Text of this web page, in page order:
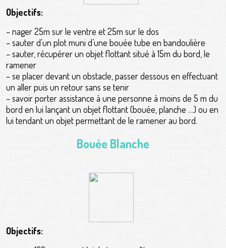
Objectifs:
– nager 25m sur le ventre et 25m sur le dos
– sauter d’un plot muni d’une bouée tube en bandoulière
– sauter, récupérer un objet flottant situé à 15m du bord, le
ramener
– se placer devant un obstacle, passer dessous en effectuant
un aller puis un retour sans se tenir
– savoir porter assistance à une personne à moins de 5 m du
bord en lui lançant un objet flottant (bouée, planche …) ou en
lui tendant un objet permettant de le ramener au bord.
Bouée Blanche
Objectifs: